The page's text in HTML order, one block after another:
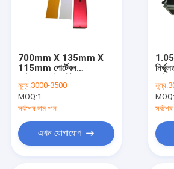
700mm X 135mm X
115mm পোর্টেবল
340mm X 95mm মেজারিং
অ্যাপারচার এলাকা
মূল্য:3000-3500
MOQ:1
সর্বশেষ দাম পান
এখন যোগাযোগ
মূল্য:
MOQ: